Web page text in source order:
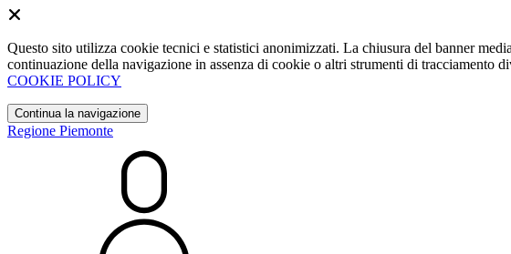
Questo sito utilizza cookie tecnici e statistici anonimizzati. La chiusura del banner
continuazione della navigazione in assenza di cookie o altri strumenti di tracciamento
COOKIE POLICY
Continua la navigazione
Regione Piemonte